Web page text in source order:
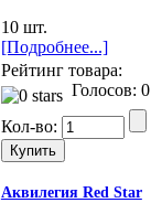
10 шт.
[Подробнее...]
Рейтинг товара:
Голосов: 0
Кол-во:
Аквилегия Red Star